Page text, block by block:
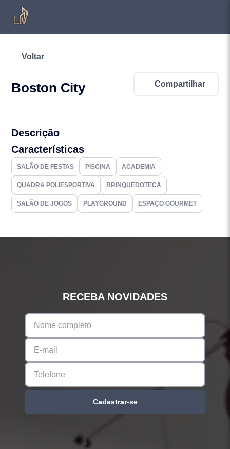
Voltar
Boston City Compartilhar
Descrição
Características
SALÃO DE FESTAS PISCINA ACADEMIA
QUADRA POLIESPORTIVA BRINQUEDOTECA
SALÃO DE JOGOS PLAYGROUND ESPAÇO GOURMET
RECEBA NOVIDADES
Cadastrar-se